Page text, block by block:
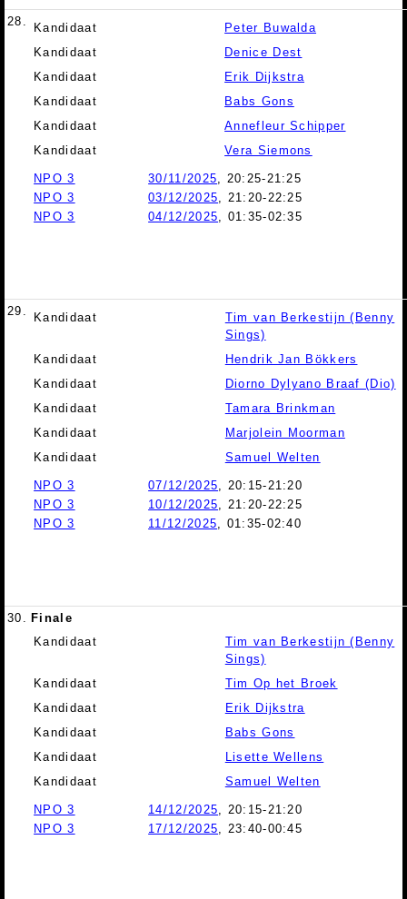
28. Kandidaat
Peter Buwalda
Kandidaat
Denice Dest
Kandidaat
Erik Dijkstra
Kandidaat
Babs Gons
Kandidaat
Annefleur Schipper
Kandidaat
Vera Siemons
NPO 3 30/11/2025, 20:25-21:25
NPO 3
03/12/2025, 21:20-22:25
NPO 3
04/12/2025, 01:35-02:35
29. Kandidaat
Tim van Berkestijn (Benny
Sings)
Kandidaat
Hendrik Jan Bökkers
Kandidaat
Diorno Dylyano Braaf (Dio)
Kandidaat
Tamara Brinkman
Kandidaat
Marjolein Moorman
Kandidaat
Samuel Welten
NPO 3 07/12/2025, 20:15-21:20
NPO 3
10/12/2025, 21:20-22:25
NPO 3
11/12/2025, 01:35-02:40
30. Finale
Kandidaat
Tim van Berkestijn (Benny
Sings)
Kandidaat
Tim Op het Broek
Kandidaat
Erik Dijkstra
Kandidaat
Babs Gons
Kandidaat
Lisette Wellens
Kandidaat
Samuel Welten
NPO 3 14/12/2025, 20:15-21:20
NPO 3
17/12/2025, 23:40-00:45